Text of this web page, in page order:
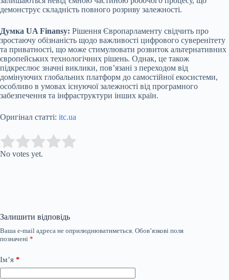
демонструє складність повного розриву залежності.
Думка UA Finansy: Рішення Європарламенту свідчить про
зростаючу обізнаність щодо важливості цифрового суверенітету
та приватності, що може стимулювати розвиток альтернативних
європейських технологічних рішень. Однак, це також
підкреслює значні виклики, пов’язані з переходом від
домінуючих глобальних платформ до самостійної екосистеми,
особливо в умовах існуючої залежності від програмного
забезпечення та інфраструктури інших країн.
Оригінал статті: itc.ua
Rate this item:
No votes yet.
Залишити відповідь
Ваша e-mail адреса не оприлюднюватиметься. Обов’язкові поля
позначені *
Ім’я *